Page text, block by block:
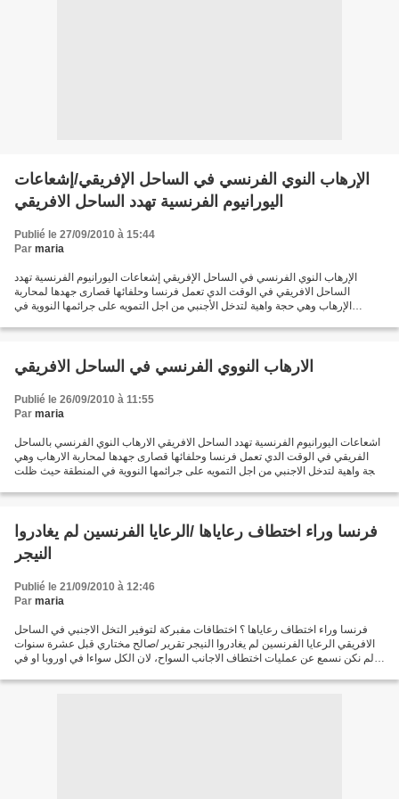
الإرهاب النوي الفرنسي في الساحل الإفريقي/إشعاعات
اليورانيوم الفرنسية تهدد الساحل الافريقي
Publié le 27/09/2010 à 15:44
Par maria
الإرهاب النوي الفرنسي في الساحل الإفريقي إشعاعات اليورانيوم الفرنسية تهدد
الساحل الافريقي في الوقت الدي تعمل فرنسا وحلفائها قصارى جهدها لمحاربة
الإرهاب وهي حجة واهية لتدخل الأجنبي من اجل التمويه على جرائمها النووية في
الارهاب النووي الفرنسي في الساحل الافريقي
Publié le 26/09/2010 à 11:55
Par maria
اشعاعات اليورانيوم الفرنسية تهدد الساحل الافريقي الارهاب النوي الفرنسي بالساحل
الفريقي في الوقت الدي تعمل فرنسا وحلفائها قصارى جهدها لمحاربة الارهاب وهي
حجة واهية لتدخل الاجنبي من اجل التمويه على جرائمها النووية في المنطقة حيث ظلت
فرنسا وراء اختطاف رعاياها /الرعايا الفرنسين لم يغادروا
النيجر
Publié le 21/09/2010 à 12:46
Par maria
فرنسا وراء اختطاف رعاياها ؟ اختطافات مفبركة لتوفير التخل الاجنبي في الساحل
الافريقي الرعايا الفرنسين لم يغادروا النيجر تقرير /صالح مختاري قبل عشرة سنوات
لم نكن نسمع عن عمليات اختطاف الاجانب السواح، لان الكل سواءا في اوروبا او في